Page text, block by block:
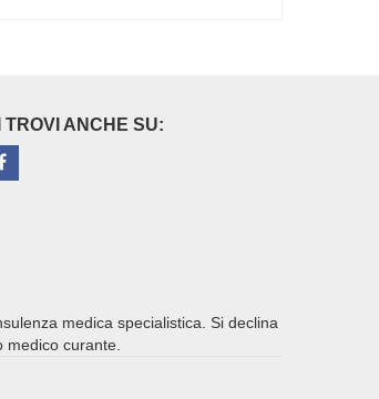
TROVI ANCHE SU:
medica specialistica. Si declina
curante.